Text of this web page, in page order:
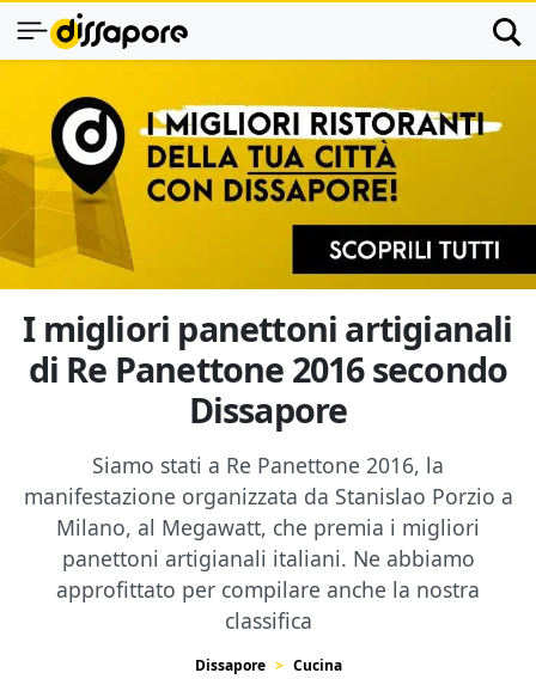
I migliori panettoni artigianali
di Re Panettone 2016 secondo
Dissapore
Siamo stati a Re Panettone 2016, la
manifestazione organizzata da Stanislao Porzio a
Milano, al Megawatt, che premia i migliori
panettoni artigianali italiani. Ne abbiamo
approfittato per compilare anche la nostra
classifica
Dissapore Cucina